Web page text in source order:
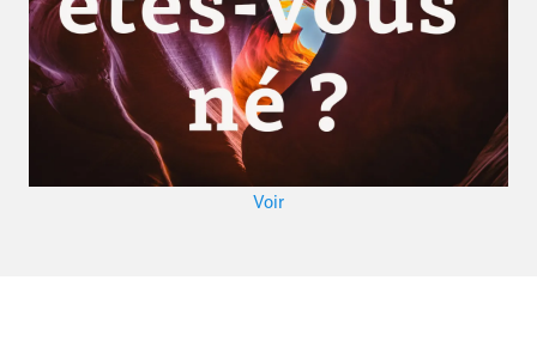
Voir